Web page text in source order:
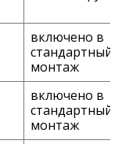
включено в
стандартный
монтаж
включено в
стандартный
монтаж